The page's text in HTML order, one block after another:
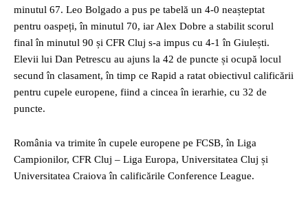
minutul 67. Leo Bolgado a pus pe tabelă un 4-0 neașteptat
pentru oaspeți, în minutul 70, iar Alex Dobre a stabilit scorul
final în minutul 90 și CFR Cluj s-a impus cu 4-1 în Giulești.
Elevii lui Dan Petrescu au ajuns la 42 de puncte și ocupă locul
secund în clasament, în timp ce Rapid a ratat obiectivul calificării
pentru cupele europene, fiind a cincea în ierarhie, cu 32 de
puncte.
România va trimite în cupele europene pe FCSB, în Liga
Campionilor, CFR Cluj – Liga Europa, Universitatea Cluj și
Universitatea Craiova în calificările Conference League.